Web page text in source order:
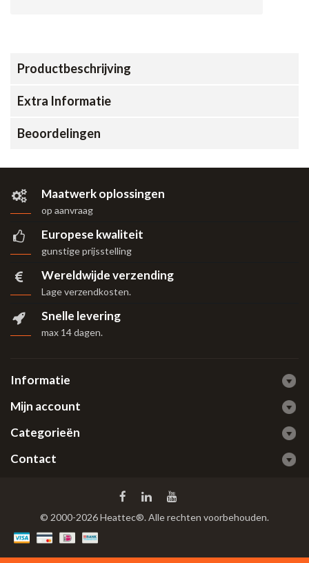
Productbeschrijving
Extra Informatie
Beoordelingen
Maatwerk oplossingen
op aanvraag
Europese kwaliteit
gunstige prijsstelling
Wereldwijde verzending
Lage verzendkosten.
Snelle levering
max 14 dagen.
Informatie
Mijn account
Categorieën
Contact
© 2000-2026 Heattec®. Alle rechten voorbehouden.